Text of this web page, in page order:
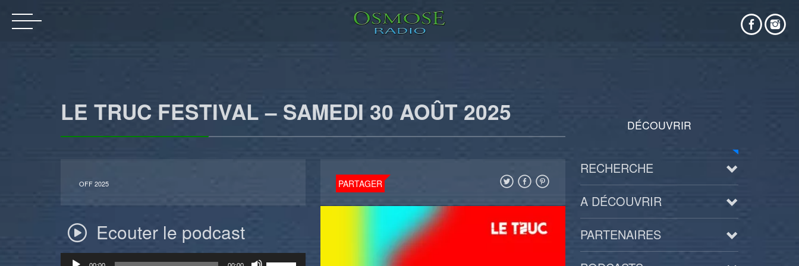
LE TRUC FESTIVAL – SAMEDI 30 AOÛT 2025
OFF 2025
Ecouter le podcast
Lecteur
Utilisez
PARTAGER
DÉCOUVRIR
RECHERCHE
A DÉCOUVRIR
PARTENAIRES